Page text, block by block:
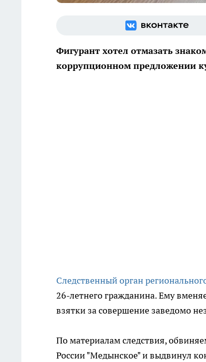
Фигурант хотел отмазать
коррупционном предложении
Следственный орган
26-летнего гражданина. Ему
взятки за совершение заведомо
По материалам следствия,
России "Медынское" и выдвинул